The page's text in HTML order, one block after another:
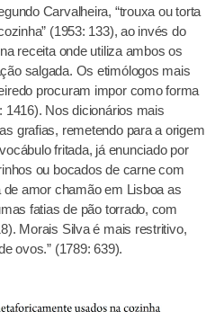
Carvalheira, “trouxa ou torta
(1953: 133), ao invés do
receita onde utiliza ambos os
salgada. Os etimólogos mais
procuram impor como forma
1416). Nos dicionários mais
grafias, remetendo para a origem
fritada, já enunciado por
ou bocados de carne com
de amor chamão em Lisboa as
fatias de pão torrado, com
Morais Silva é mais restritivo,
ovos.” (1789: 639).